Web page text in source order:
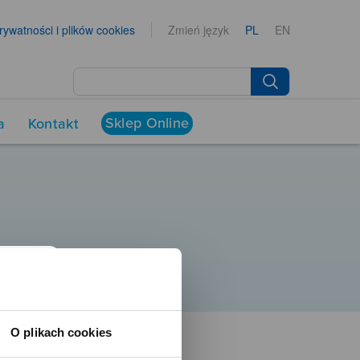
O plikach cookies
i plików cookies Zmień język PL EN
Kontakt Sklep Online